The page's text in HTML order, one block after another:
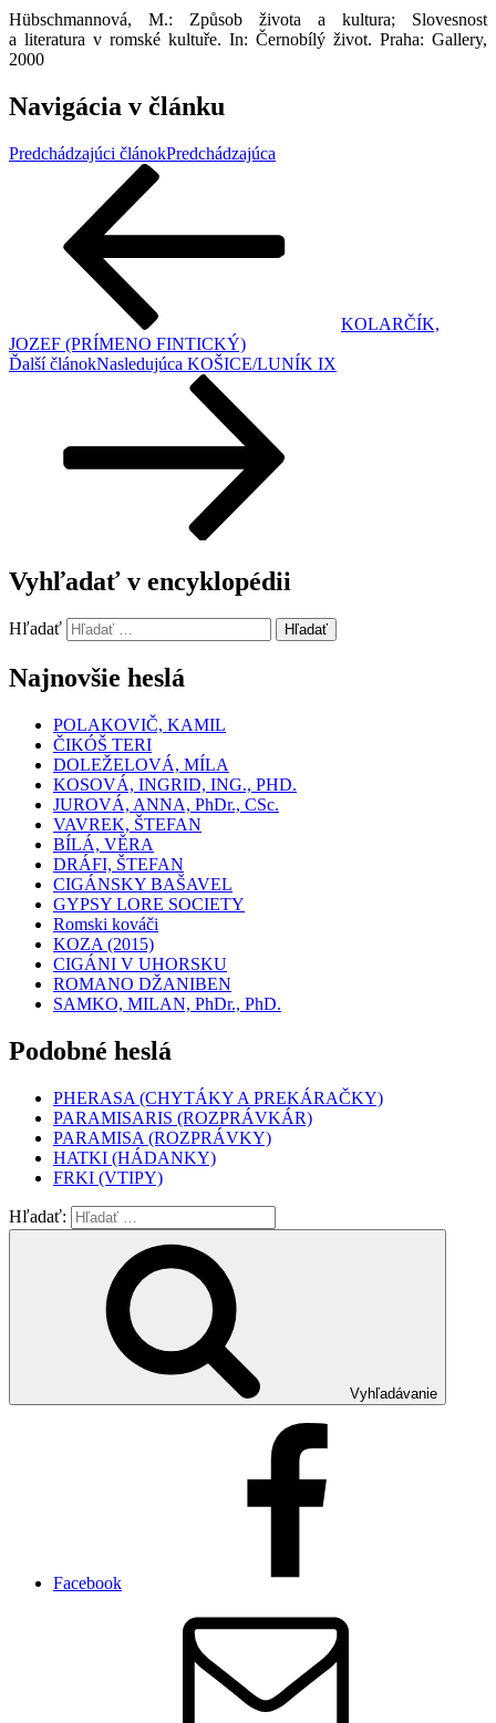
Hübschmannová, M.: Způsob života a kultura; Slovesnost
a literatura v romské kultuře. In: Černobílý život. Praha: Gallery,
2000
Navigácia v článku
Predchádzajúci článokPredchádzajúca
KOLARČÍK,
JOZEF (PRÍMENO FINTICKÝ)
Ďalší článokNasledujúca KOŠICE/LUNÍK IX
Vyhľadať v encyklopédii
Hľadať Hľadať
Najnovšie heslá
POLAKOVIČ, KAMIL
ČIKÓŠ TERI
DOLEŽELOVÁ, MÍLA
KOSOVÁ, INGRID, ING., PHD.
JUROVÁ, ANNA, PhDr., CSc.
VAVREK, ŠTEFAN
BÍLÁ, VĚRA
DRÁFI, ŠTEFAN
CIGÁNSKY BAŠAVEL
GYPSY LORE SOCIETY
Romski kováči
KOZA (2015)
CIGÁNI V UHORSKU
ROMANO DŽANIBEN
SAMKO, MILAN, PhDr., PhD.
Podobné heslá
PHERASA (CHYTÁKY A PREKÁRAČKY)
PARAMISARIS (ROZPRÁVKÁR)
PARAMISA (ROZPRÁVKY)
HATKI (HÁDANKY)
FRKI (VTIPY)
Hľadať:
Vyhľadávanie
Facebook